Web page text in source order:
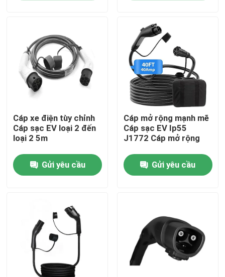
Địa chỉ liên hệ
Sản phẩm
Giải pháp sạc xe điện
trạm sạc ev
Bộ sạc EV di động
Bộ sạc Wallbox EV
cáp sạc ev
Dây nối dài bộ sạc EV
Cáp xe điện tùy chỉnh
Cáp sạc EV loại 2 đến
loại 2 5m
Gửi yêu cầu
Cáp mở rộng mạnh mẽ
Cáp sạc EV Ip55
J1772 Cáp mở rộng
Gửi yêu cầu